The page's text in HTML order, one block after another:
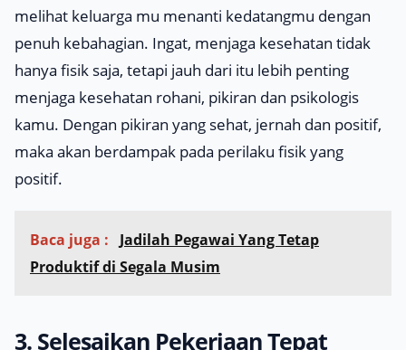
melihat keluarga mu menanti kedatangmu dengan
penuh kebahagian. Ingat, menjaga kesehatan tidak
hanya fisik saja, tetapi jauh dari itu lebih penting
menjaga kesehatan rohani, pikiran dan psikologis
kamu. Dengan pikiran yang sehat, jernah dan positif,
maka akan berdampak pada perilaku fisik yang
positif.
Baca juga :
Jadilah Pegawai Yang Tetap
Produktif di Segala Musim
3. Selesaikan Pekerjaan Tepat